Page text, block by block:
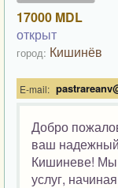
17000 MDL
открыт
город: Кишинёв
E-mail:
Добро
ваш надежный
Кишиневе! Мы
услуг,